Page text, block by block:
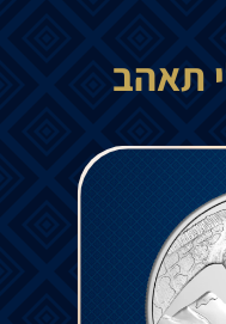
תאהב